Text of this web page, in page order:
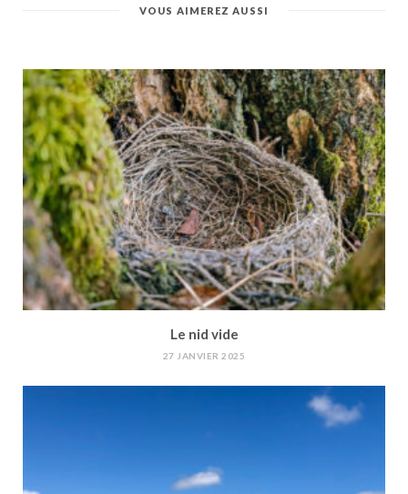
VOUS AIMEREZ AUSSI
Le nid vide
27 JANVIER 2025